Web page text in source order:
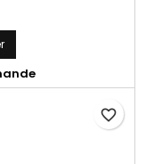
favorite_border